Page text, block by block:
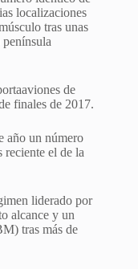
localizaciones
tras unas
de
finales de 2017.
año un número
reciente el de la
liderado por
alcance y un
tras más de